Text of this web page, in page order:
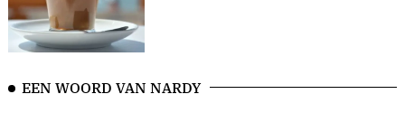
EEN WOORD VAN NARDY